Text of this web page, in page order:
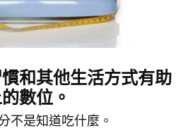
和其他生活方式有助
數位。
不是知道吃什麼。